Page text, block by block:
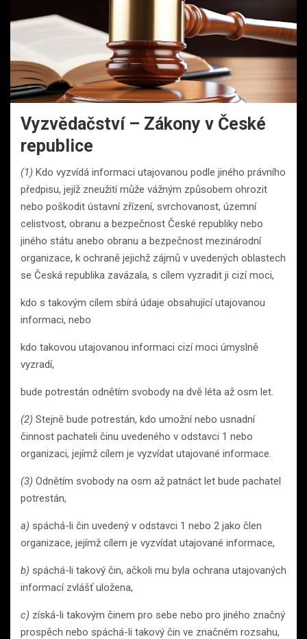
Vyzvědačství – Zákony v České
republice
(1) Kdo vyzvídá informaci utajovanou podle jiného právního
předpisu, jejíž zneužití může vážným způsobem ohrozit
nebo poškodit ústavní zřízení, svrchovanost, územní
celistvost, obranu a bezpečnost České republiky nebo
jiného státu anebo obranu a bezpečnost mezinárodní
organizace, k ochraně jejichž zájmů v uvedených oblastech
se Česká republika zavázala, s cílem vyzradit ji cizí moci,
kdo s takovým cílem sbírá údaje obsahující utajovanou
informaci, nebo
kdo takovou utajovanou informaci cizí moci úmyslně
vyzradí,
bude potrestán odnětím svobody na dvě léta až osm let.
(2) Stejně bude potrestán, kdo umožní nebo usnadní
činnost pachateli činu uvedeného v odstavci 1 nebo
organizaci, jejímž cílem je vyzvídat utajované informace.
(3) Odnětím svobody na osm až patnáct let bude pachatel
potrestán,
a) spáchá-li čin uvedený v odstavci 1 nebo 2 jako člen
organizace, jejímž cílem je vyzvídat utajované informace,
b) spáchá-li takový čin, ačkoli mu byla ochrana utajovaných
informací zvlášť uložena,
c) získá-li takovým činem pro sebe nebo pro jiného značný
prospěch nebo spáchá-li takový čin ve značném rozsahu,